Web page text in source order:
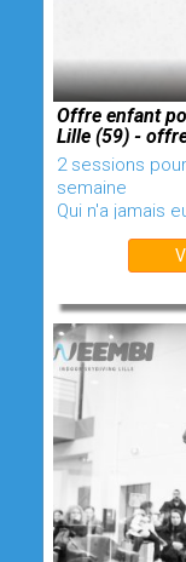
Offre enfant
Lille (59) -
2 sessions
semaine
Qui n'a jamais